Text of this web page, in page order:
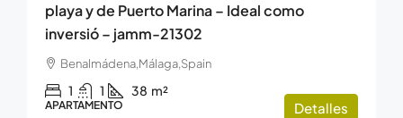
playa y de Puerto Marina – Ideal como
inversió – jamm-21302
Benalmádena,Málaga,Spain
1 1 38 m²
APARTAMENTO Detalles